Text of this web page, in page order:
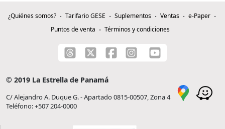
¿Quiénes somos? Tarifario GESE Suplementos Ventas
e-Paper
Puntos de venta
Términos y condiciones
© 2019 La Estrella de Panamá
C/ Alejandro A. Duque G. - Apartado 0815-00507, Zona 4
Teléfono: +507 204-0000